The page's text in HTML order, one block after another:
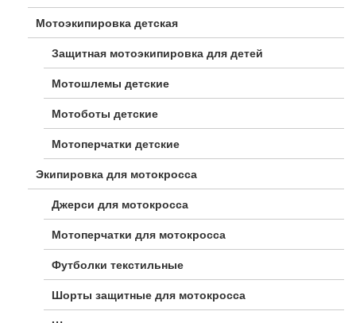
Мотоэкипировка детская
Защитная мотоэкипировка для детей
Мотошлемы детские
Мотоботы детские
Мотоперчатки детские
Экипировка для мотокросса
Джерси для мотокросса
Мотоперчатки для мотокросса
Футболки текстильные
Шорты защитные для мотокросса